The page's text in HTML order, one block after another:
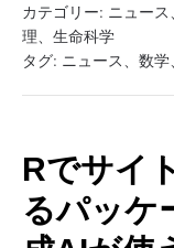
カテゴリー: ニュース、
理、 生命科学
タグ: ニュース、 数学、
Rでサイ
るパッケ